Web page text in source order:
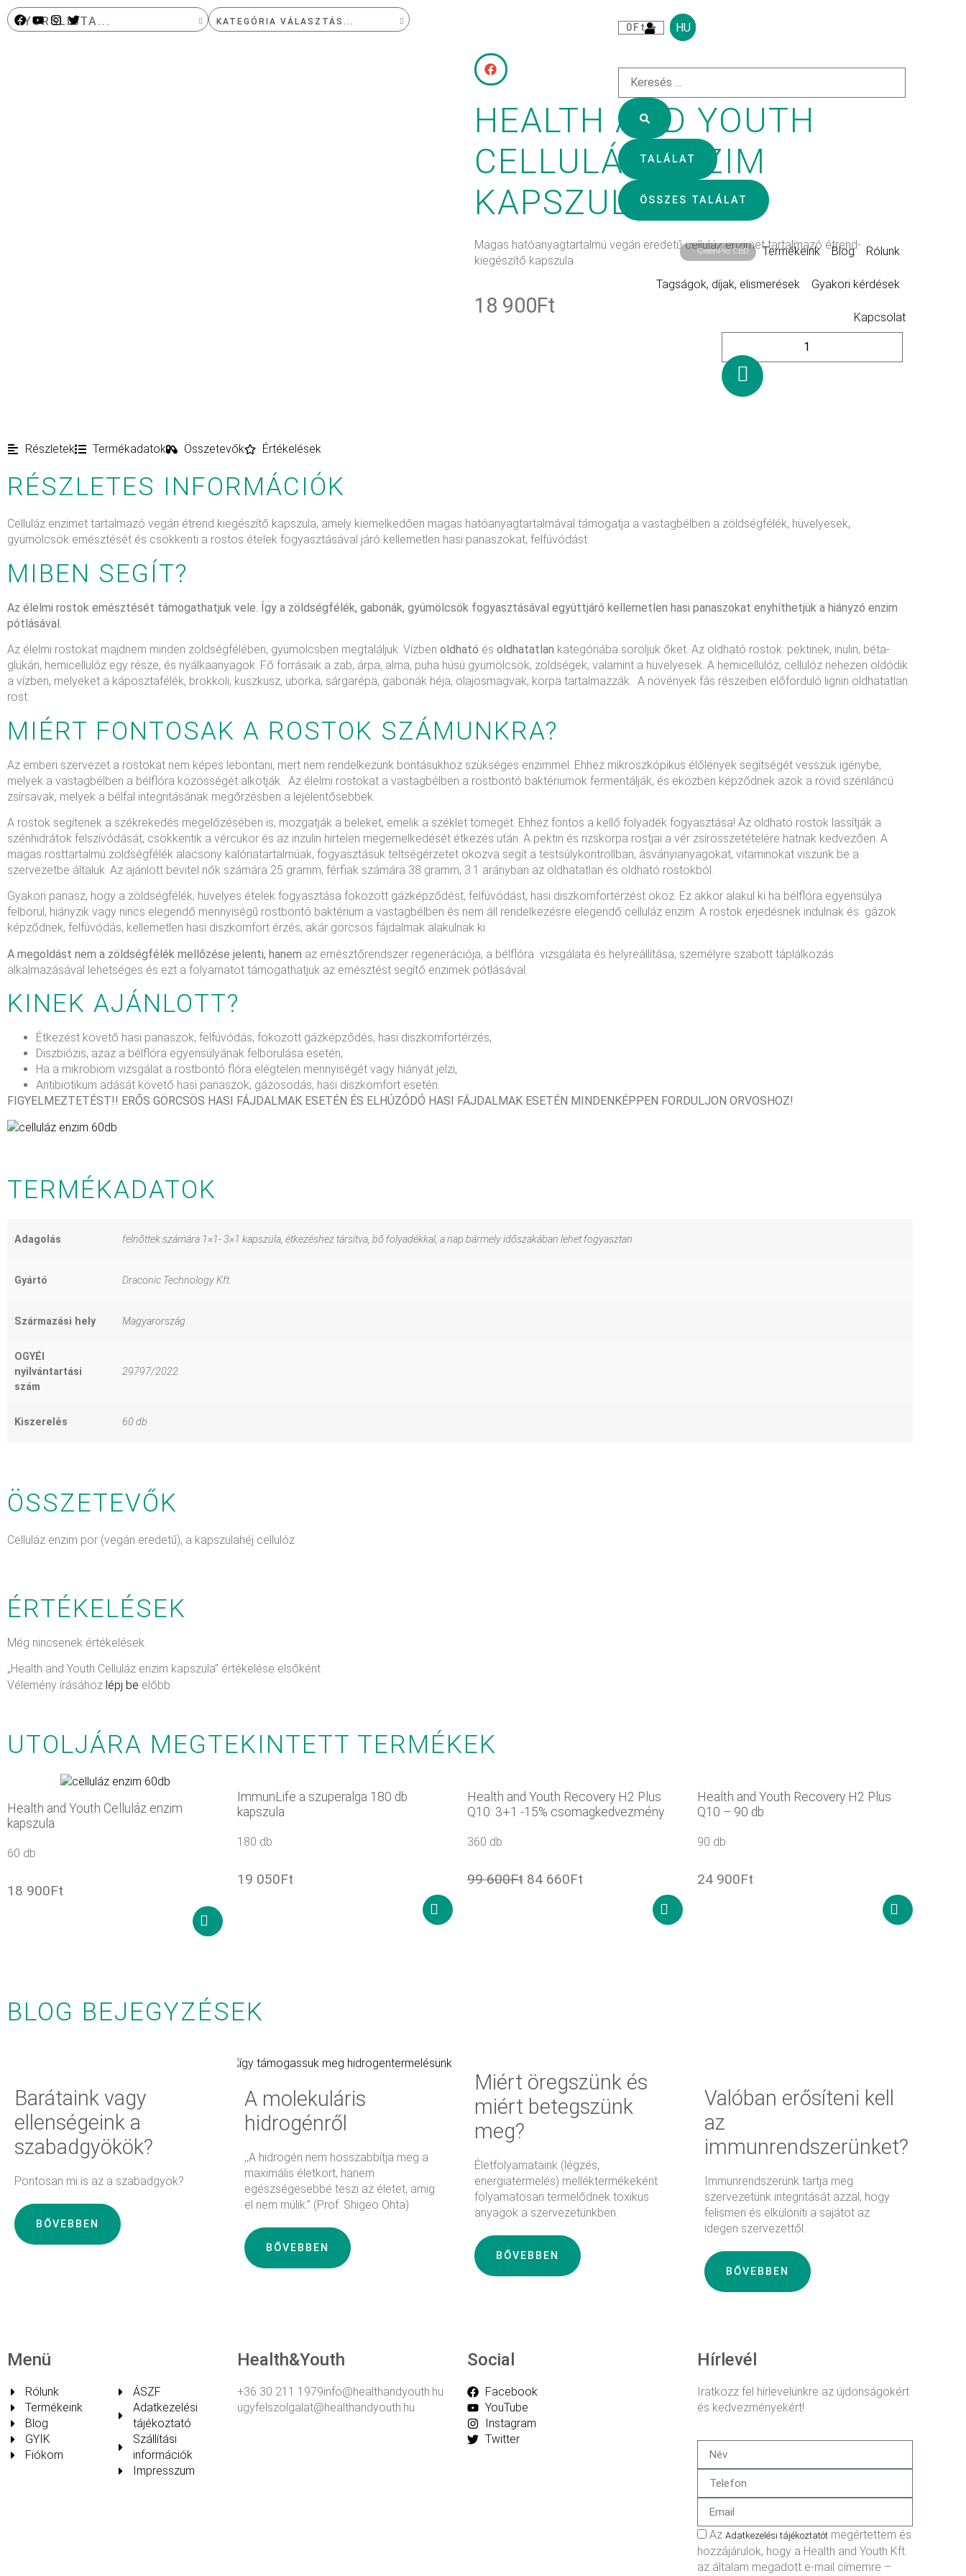
0 Ft HU
TALÁLAT
ÖSSZES TALÁLAT
GreenPro CBD Termékeink Blog Rólunk
Tagságok, díjak, elismerések Gyakori kérdések
Kapcsolat
GYORSLISTA...
HEALTH AND YOUTH
CELLULÁZ ENZIM
KAPSZULA
Magas hatóanyagtartalmú vegán eredetű celluláz enzimet tartalmazó étrend-
kiegészítő kapszula
18 900Ft
Részletek Termékadatok Összetevők Értékelések
RÉSZLETES INFORMÁCIÓK
Celluláz enzimet tartalmazó vegán étrend kiegészítő kapszula, amely kiemelkedően magas hatóanyagtartalmával támogatja a vastagbélben a zöldségfélék, hüvelyesek,
gyümölcsök emésztését és csökkenti a rostos ételek fogyasztásával járó kellemetlen hasi panaszokat, felfúvódást.
MIBEN SEGÍT?
Az élelmi rostok emésztését támogathatjuk vele. Így a zöldségfélék, gabonák, gyümölcsök fogyasztásával együttjáró kellemetlen hasi panaszokat enyhíthetjük a hiányzó enzim
pótlásával.
Az élelmi rostokat majdnem minden zöldségfélében, gyümölcsben megtaláljuk. Vízben oldható és oldhatatlan kategóriába soroljuk őket. Az oldható rostok: pektinek, inulin, béta-
glükán, hemicellulóz egy része, és nyálkaanyagok. Fő forrásaik a zab, árpa, alma, puha húsú gyümölcsök, zöldségek, valamint a hüvelyesek. A hemicellulóz, cellulóz nehezen oldódik
a vízben, melyeket a káposztafélék, brokkoli, kuszkusz, uborka, sárgarépa, gabonák héja, olajosmagvak, korpa tartalmazzák. A növények fás részeiben előforduló lignin oldhatatlan
rost.
MIÉRT FONTOSAK A ROSTOK SZÁMUNKRA?
Az emberi szervezet a rostokat nem képes lebontani, mert nem rendelkezünk bontásukhoz szükséges enzimmel. Ehhez mikroszkópikus élőlények segítségét vesszük igénybe,
melyek a vastagbélben a bélflóra közösségét alkotják. Az élelmi rostokat a vastagbélben a rostbontó baktériumok fermentálják, és eközben képződnek azok a rövid szénláncú
zsírsavak, melyek a bélfal integritásának megőrzésben a lejelentősebbek.
A rostok segítenek a székrekedés megelőzésében is, mozgatják a beleket, emelik a széklet tömegét. Ehhez fontos a kellő folyadék fogyasztása! Az oldható rostok lassítják a
szénhidrátok felszívódását, csökkentik a vércukor és az inzulin hirtelen megemelkedését étkezés után. A pektin és rizskorpa rostjai a vér zsírösszetételére hatnak kedvezően. A
magas rosttartalmú zöldségfélék alacsony kalóriatartalmúak, fogyasztásuk teltségérzetet okozva segít a testsúlykontrollban, ásványianyagokat, vitaminokat viszünk be a
szervezetbe általuk. Az ajánlott bevitel nők számára 25 gramm, férfiak számára 38 gramm, 3:1 arányban az oldhatatlan és oldható rostokból.
Gyakori panasz, hogy a zöldségfélék, hüvelyes ételek fogyasztása fokozott gázképződést, felfúvódást, hasi diszkomfortérzést okoz. Ez akkor alakul ki ha bélflóra egyensúlya
felborul, hiányzik vagy nincs elegendő mennyiségű rostbontó baktérium a vastagbélben és nem áll rendelkezésre elegendő celluláz enzim. A rostok erjedésnek indulnak és gázok
képződnek, felfúvódás, kellemetlen hasi diszkomfort érzés, akár görcsös fájdalmak alakulnak ki.
A megoldást nem a zöldségfélék mellőzése jelenti, hanem az emésztőrendszer regenerációja, a bélflóra vizsgálata és helyreállítása, személyre szabott táplálkozás
alkalmazásával lehetséges és ezt a folyamatot támogathatjuk az emésztést segítő enzimek pótlásával.
KINEK AJÁNLOTT?
Étkezést követő hasi panaszok, felfúvódás, fokozott gázképződés, hasi diszkomfortérzés,
Diszbiózis, azaz a bélflóra egyensúlyának felborulása esetén,
Ha a mikrobiom vizsgálat a rostbontó flóra elégtelen mennyiségét vagy hiányát jelzi,
Antibiotikum adását követő hasi panaszok, gázosodás, hasi diszkomfort esetén.
FIGYELMEZTETÉST!! ERŐS GÖRCSÖS HASI FÁJDALMAK ESETÉN ÉS ELHÚZÓDÓ HASI FÁJDALMAK ESETÉN MINDENKÉPPEN FORDULJON ORVOSHOZ!
TERMÉKADATOK
Adagolás felnőttek számára 1×1- 3×1 kapszula, étkezéshez társítva, bő folyadékkal, a nap bármely időszakában lehet fogyasztan
Gyártó Draconic Technology Kft.
Származási hely Magyarország
OGYÉI
nyilvántartási
szám
29797/2022
Kiszerelés 60 db
ÖSSZETEVŐK
Celluláz enzim por (vegán eredetű), a kapszulahéj cellulóz
ÉRTÉKELÉSEK
Még nincsenek értékelések.
„Health and Youth Celluláz enzim kapszula” értékelése elsőként
Vélemény írásához lépj be előbb.
UTOLJÁRA MEGTEKINTETT TERMÉKEK
Health and Youth Celluláz enzim
kapszula
60 db
18 900Ft
ImmunLife a szuperalga 180 db
kapszula
180 db
19 050Ft
Health and Youth Recovery H2 Plus
Q10: 3+1 -15% csomagkedvezmény
360 db
99 600Ft 84 660Ft
Health and Youth Recovery H2 Plus
Q10 – 90 db
90 db
24 900Ft
BLOG BEJEGYZÉSEK
Barátaink vagy
ellenségeink a
szabadgyökök?
Pontosan mi is az a szabadgyök?
BŐVEBBEN
A molekuláris
hidrogénről
,,A hidrogén nem hosszabbítja meg a
maximális életkort, hanem
egészségesebbé teszi az életet, amig
el nem múlik.” (Prof. Shigeo Ohta)
BŐVEBBEN
Miért öregszünk és
miért betegszünk
meg?
Életfolyamataink (légzés,
energiatermelés) melléktermékeként
folyamatosan termelődnek toxikus
anyagok a szervezetünkben.
BŐVEBBEN
Valóban erősíteni kell
az
immunrendszerünket?
Immunrendszerünk tartja meg
szervezetünk integritását azzal, hogy
felismeri és elkülöníti a sajátot az
idegen szervezettől.
BŐVEBBEN
Menü
Rólunk
Termékeink
Blog
GYIK
Fiókom
ÁSZF
Adatkezelési
tájékoztató
Szállítási
információk
Impresszum
Health&Youth
+36 30 211 1979info@healthandyouth.hu
ugyfelszolgalat@healthandyouth.hu
Social
Facebook
YouTube
Instagram
Twitter
Hírlevél
Iratkozz fel hírlevelünkre az újdonságokért
és kedvezményekért!
Az Adatkezelési tájékoztatót megértettem és
hozzájárulok, hogy a Health and Youth Kft.
az általam megadott e-mail címemre –